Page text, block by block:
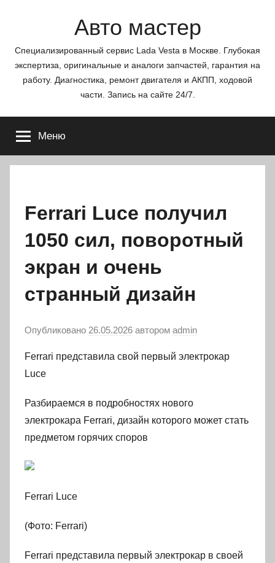
Авто мастер
Специализированный сервис Lada Vesta в Москве. Глубокая
экспертиза, оригинальные и аналоги запчастей, гарантия на
работу. Диагностика, ремонт двигателя и АКПП, ходовой
части. Запись на сайте 24/7.
Меню
Ferrari Luce получил
1050 сил, поворотный
экран и очень
странный дизайн
Опубликовано 26.05.2026 автором admin
Ferrari представила свой первый электрокар
Luce
Разбираемся в подробностях нового
электрокара Ferrari, дизайн которого может стать
предметом горячих споров
Ferrari Luce
(Фото: Ferrari)
Ferrari представила первый электрокар в своей